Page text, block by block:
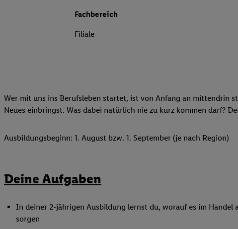
Fachbereich
Filiale
Wer mit uns ins Berufsleben startet, ist von Anfang an mittendrin
Neues einbringst. Was dabei natürlich nie zu kurz kommen darf?
Ausbildungsbeginn: 1. August bzw. 1. September (je nach Region)
Deine Aufgaben
In deiner 2-jährigen Ausbildung lernst du, worauf es im
sorgen